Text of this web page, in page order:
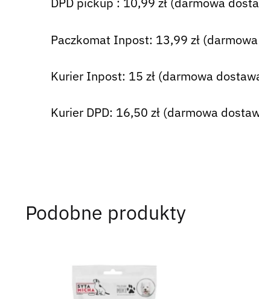
Paczkomat Inpost: 13,99 zł
Kurier Inpost: 15 zł (darmowa
Kurier DPD: 16,50 zł (darmowa
Podobne produkty